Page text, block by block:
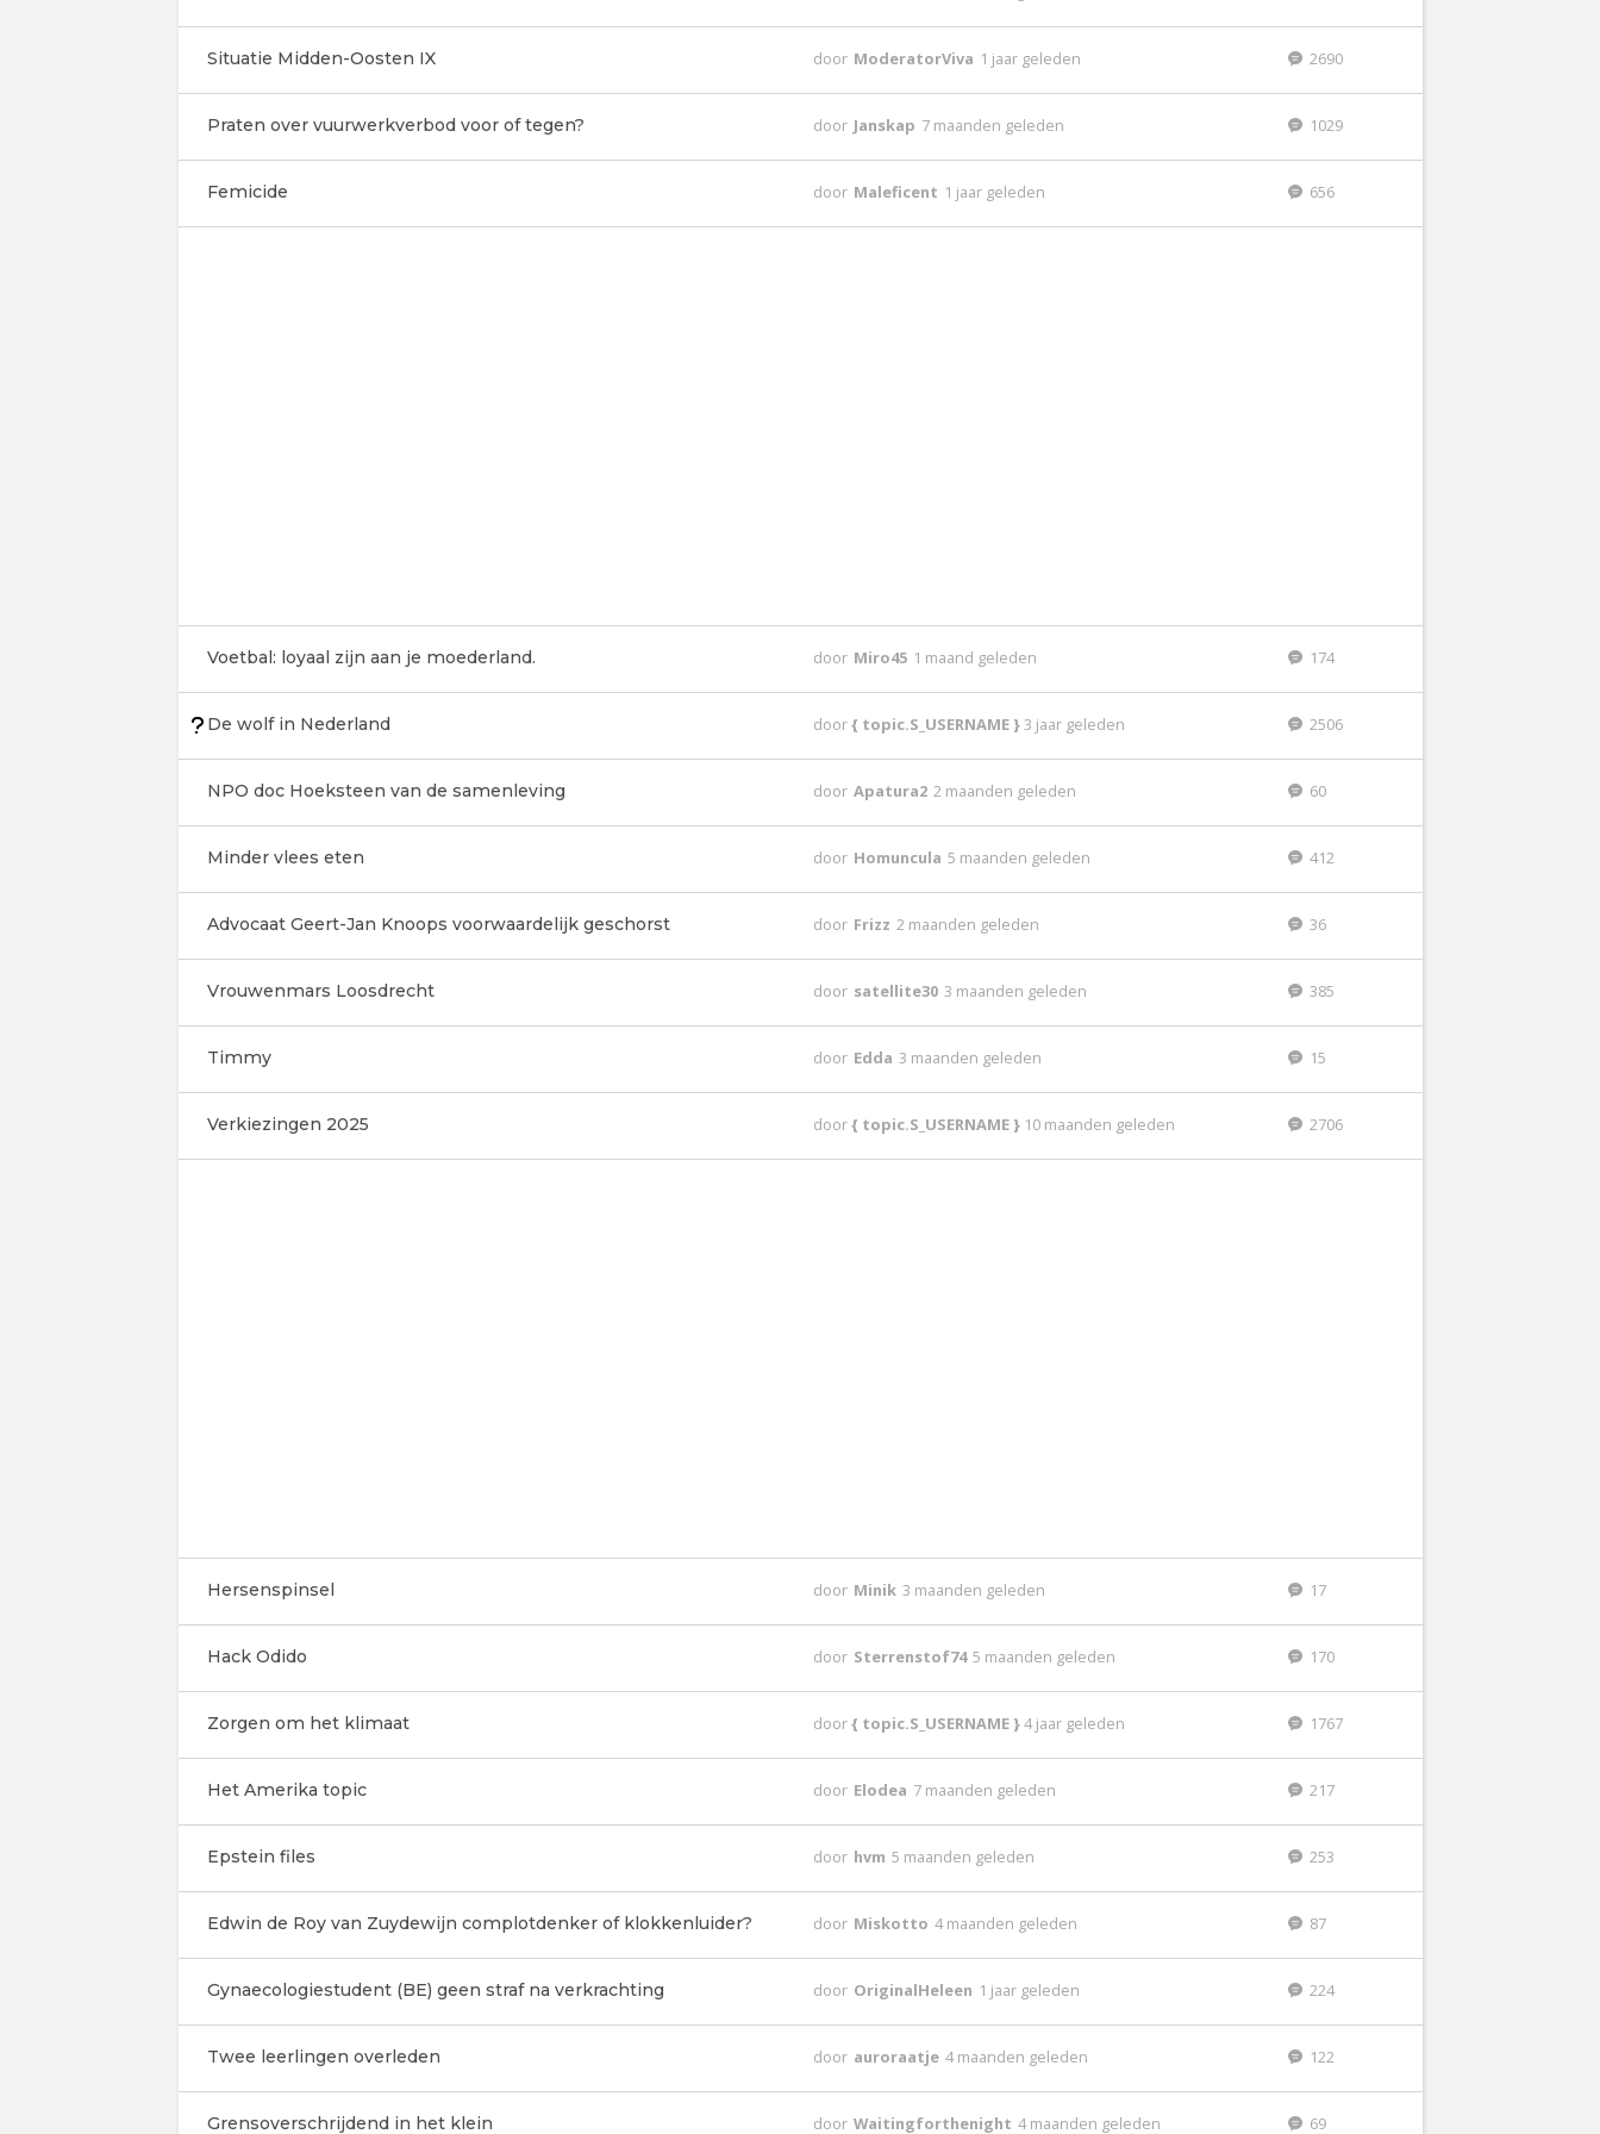
Situatie Midden-Oosten IX door ModeratorViva 1 jaar geleden 2690
Praten over vuurwerkverbod voor of tegen? door Janskap 7 maanden geleden 1029
Femicide door Maleficent 1 jaar geleden 656
Voetbal: loyaal zijn aan je moederland. door Miro45 1 maand geleden 174
De wolf in Nederland door{ topic.S_USERNAME }3 jaar geleden 2506
NPO doc Hoeksteen van de samenleving door Apatura2 2 maanden geleden 60
Minder vlees eten door Homuncula 5 maanden geleden 412
Advocaat Geert-Jan Knoops voorwaardelijk geschorst door Frizz 2 maanden geleden 36
Vrouwenmars Loosdrecht door satellite30 3 maanden geleden 385
Timmy door Edda 3 maanden geleden 15
Verkiezingen 2025 door{ topic.S_USERNAME } 10 maanden geleden 2706
Hersenspinsel door Minik 3 maanden geleden 17
Hack Odido door Sterrenstof74 5 maanden geleden 170
Zorgen om het klimaat door{ topic.S_USERNAME }4 jaar geleden 1767
Het Amerika topic door Elodea 7 maanden geleden 217
Epstein files door hvm 5 maanden geleden 253
Edwin de Roy van Zuydewijn complotdenker of klokkenluider? door Miskotto 4 maanden geleden 87
Gynaecologiestudent (BE) geen straf na verkrachting door OriginalHeleen 1 jaar geleden 224
Twee leerlingen overleden door auroraatje 4 maanden geleden 122
Grensoverschrijdend in het klein door Waitingforthenight 4 maanden geleden 69